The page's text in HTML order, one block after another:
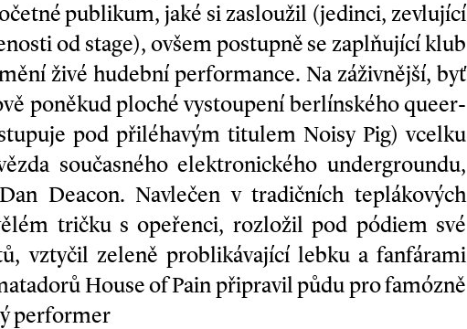
publikum, jaké si zasloužil (jedinci, zevlující
od stage), ovšem postupně se zaplňující klub
živé hudební performance. Na záživnější, byť
poněkud ploché vystoupení berlínského queer-
pod přiléhavým titulem Noisy Pig) vcelku
současného elektronického undergroundu,
Deacon. Navlečen v tradičních teplákových
tričku s opeřenci, rozložil pod pódiem své
vztyčil zeleně problikávající lebku a fanfárami
House of Pain připravil půdu pro famózně
performer